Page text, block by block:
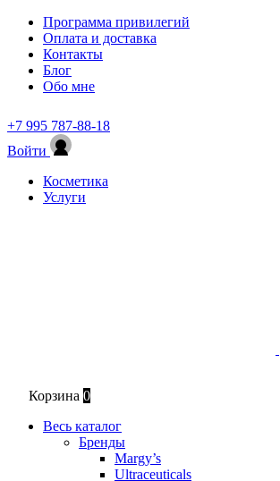
Программа привилегий
Оплата и доставка
Контакты
Блог
Обо мне
+7 995 787-88-18
Войти
Косметика
Услуги
Корзина 0
Весь каталог
Бренды
Margy’s
Ultraceuticals